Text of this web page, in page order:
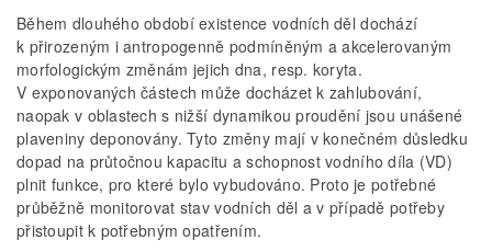
Během dlouhého období existence vodních děl dochází
k přirozeným i antropogenně podmíněným a akcelerovaným
morfologickým změnám jejich dna, resp. koryta.
V exponovaných částech může docházet k zahlubování,
naopak v oblastech s nižší dynamikou proudění jsou unášené
plaveniny deponovány. Tyto změny mají v konečném důsledku
dopad na průtočnou kapacitu a schopnost vodního díla (VD)
plnit funkce, pro které bylo vybudováno. Proto je potřebné
průběžně monitorovat stav vodních děl a v případě potřeby
přistoupit k potřebným opatřením.